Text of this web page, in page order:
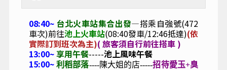
08:40~ 台北火車站集合出發—搭乘自強號(472
車次)前往池上火車站(08:40發車/12:46抵達)(依
實際訂到班次為主)( 旅客須自行前往搭車 )
13:00~享用午餐-----池上風味午餐
15:00~利稻部落----陳大姐的店-----招待愛玉+臭